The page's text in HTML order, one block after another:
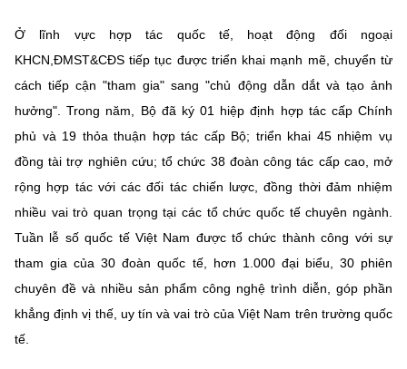
Ở lĩnh vực hợp tác quốc tế, hoạt động đối ngoại
KHCN,ĐMST&CĐS tiếp tục được triển khai mạnh mẽ, chuyển từ
cách tiếp cận "tham gia" sang "chủ động dẫn dắt và tạo ảnh
hưởng". Trong năm, Bộ đã ký 01 hiệp định hợp tác cấp Chính
phủ và 19 thỏa thuận hợp tác cấp Bộ; triển khai 45 nhiệm vụ
đồng tài trợ nghiên cứu; tổ chức 38 đoàn công tác cấp cao, mở
rộng hợp tác với các đối tác chiến lược, đồng thời đảm nhiệm
nhiều vai trò quan trọng tại các tổ chức quốc tế chuyên ngành.
Tuần lễ số quốc tế Việt Nam được tổ chức thành công với sự
tham gia của 30 đoàn quốc tế, hơn 1.000 đại biểu, 30 phiên
chuyên đề và nhiều sản phẩm công nghệ trình diễn, góp phần
khẳng định vị thế, uy tín và vai trò của Việt Nam trên trường quốc
tế.